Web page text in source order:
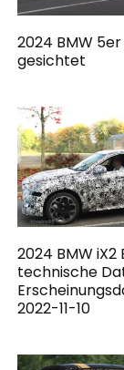
2024 BMW
gesichtet
2024 BMW iX2
technische
2022-11-10